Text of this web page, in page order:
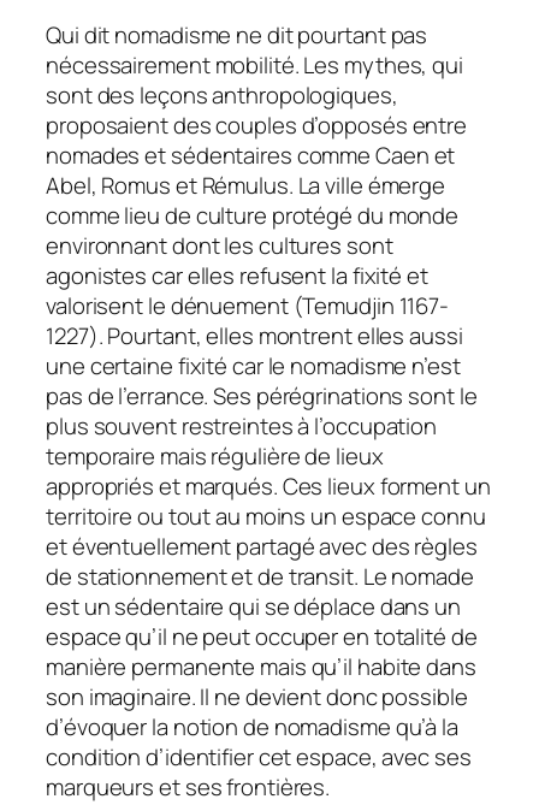
Qui dit nomadisme ne dit pourtant pas
nécessairement mobilité. Les mythes, qui
sont des leçons anthropologiques,
proposaient des couples d’opposés entre
nomades et sédentaires comme Caen et
Abel, Romus et Rémulus. La ville émerge
comme lieu de culture protégé du monde
environnant dont les cultures sont
agonistes car elles refusent la fixité et
valorisent le dénuement (Temudjin 1167-
1227). Pourtant, elles montrent elles aussi
une certaine fixité car le nomadisme n’est
pas de l’errance. Ses pérégrinations sont le
plus souvent restreintes à l’occupation
temporaire mais régulière de lieux
appropriés et marqués. Ces lieux forment un
territoire ou tout au moins un espace connu
et éventuellement partagé avec des règles
de stationnement et de transit. Le nomade
est un sédentaire qui se déplace dans un
espace qu’il ne peut occuper en totalité de
manière permanente mais qu’il habite dans
son imaginaire. Il ne devient donc possible
d’évoquer la notion de nomadisme qu’à la
condition d’identifier cet espace, avec ses
marqueurs et ses frontières.